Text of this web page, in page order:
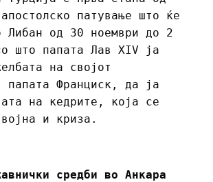
патување што ќе
Либан од 30 ноември до 2
што папата Лав XIV ја
на својот
папата Франциск, да ја
на кедрите, која се
и криза.
средби во Анкара